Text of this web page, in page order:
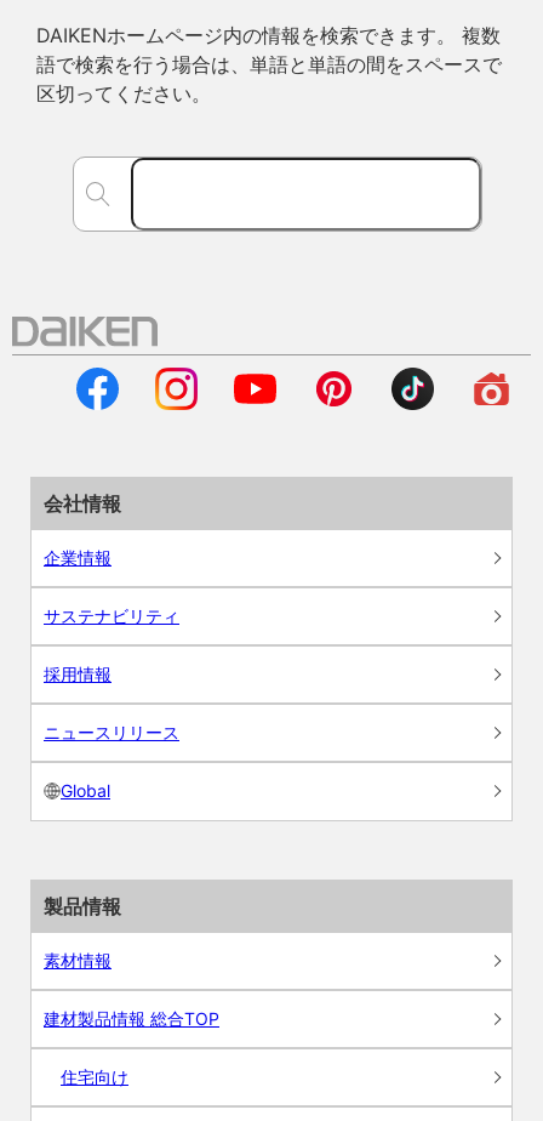
DAIKENホームページ内の情報を検索できます。 複数
語で検索を行う場合は、単語と単語の間をスペースで
区切ってください。
会社情報
企業情報
サステナビリティ
採用情報
ニュースリリース
Global
製品情報
素材情報
建材製品情報 総合TOP
住宅向け